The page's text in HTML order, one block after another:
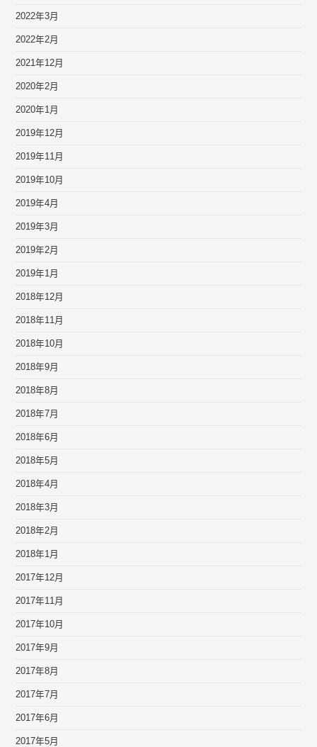
2022年3月
2022年2月
2021年12月
2020年2月
2020年1月
2019年12月
2019年11月
2019年10月
2019年4月
2019年3月
2019年2月
2019年1月
2018年12月
2018年11月
2018年10月
2018年9月
2018年8月
2018年7月
2018年6月
2018年5月
2018年4月
2018年3月
2018年2月
2018年1月
2017年12月
2017年11月
2017年10月
2017年9月
2017年8月
2017年7月
2017年6月
2017年5月